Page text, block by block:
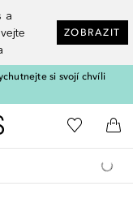
a
ZOBRAZIT
si svojí chvíli
Domů K mému
Do